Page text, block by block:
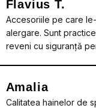
Flavius T.
Accesoriile pe care
alergare. Sunt
reveni cu siguranță
Amalia
Calitatea hainelor de